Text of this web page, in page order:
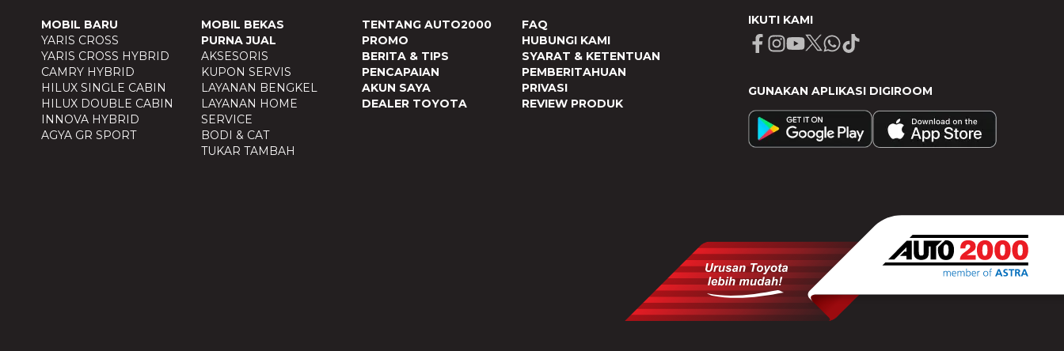
MOBIL BARU
YARIS CROSS
YARIS CROSS HYBRID
CAMRY HYBRID
HILUX SINGLE CABIN
HILUX DOUBLE CABIN
INNOVA HYBRID
AGYA GR SPORT
MOBIL BEKAS
PURNA JUAL
AKSESORIS
KUPON SERVIS
LAYANAN BENGKEL
LAYANAN HOME
SERVICE
BODI & CAT
TUKAR TAMBAH
TENTANG AUTO2000
PROMO
BERITA & TIPS
PENCAPAIAN
AKUN SAYA
DEALER TOYOTA
FAQ
HUBUNGI KAMI
SYARAT & KETENTUAN
PEMBERITAHUAN
PRIVASI
REVIEW PRODUK
IKUTI KAMI
Facebook
Instagram
Youtube
X Whatsapp
Tiktok
GUNAKAN APLIKASI DIGIROOM